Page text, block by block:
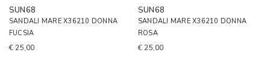
SUN68
SANDALI MARE X36210 DONNA
FUCSIA
€ 25,00
SUN68
SANDALI MARE X36210 DONNA
ROSA
€ 25,00